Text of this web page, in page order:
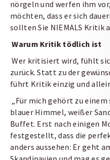
nörgeln und werfen ihm
möchten, dass er sich
sollten Sie NIEMALS Kritik
Warum Kritik tödlich ist
Wer kritisiert wird, fühlt
zurück. Statt zu der
führt Kritik einzig und
„Für mich gehört zu
blauer Himmel, weißer
Buffet. Erst nach einigen
festgestellt, dass die
anders aussehen: Er geht